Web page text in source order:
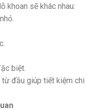
khoan sẽ khác nhau:
biệt.
đầu giúp tiết kiệm chi